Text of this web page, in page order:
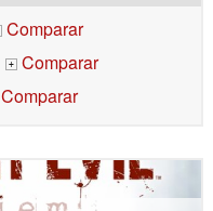
Comparar
+
Comparar
Comparar